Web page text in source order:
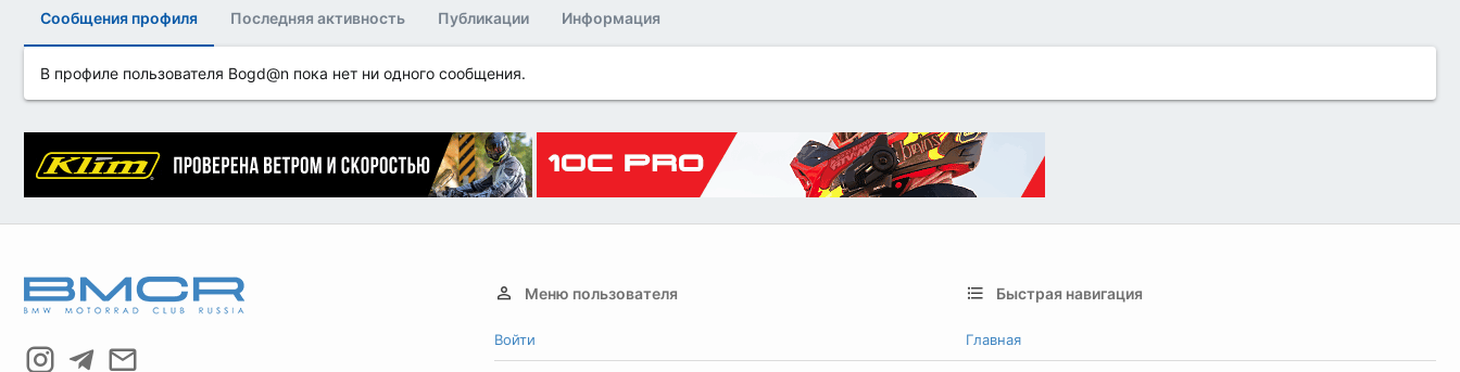
Сообщения профиля Последняя активность Публикации Информация
В профиле пользователя Bogd@n пока нет ни одного сообщения.
Меню пользователя
Войти
Быстрая навигация
Главная